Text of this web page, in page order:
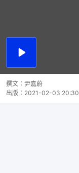
播
撰文： 尹嘉蔚
出版： 2021-02-03 20:30